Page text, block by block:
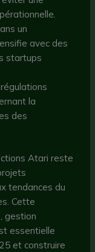
un
avec des
startups
la
des
Atari reste
tendances du
Cette
gestion
essentielle
et construire